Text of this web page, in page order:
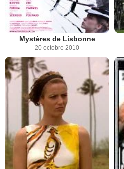
Mystères de Lisbonne
20 octobre 2010